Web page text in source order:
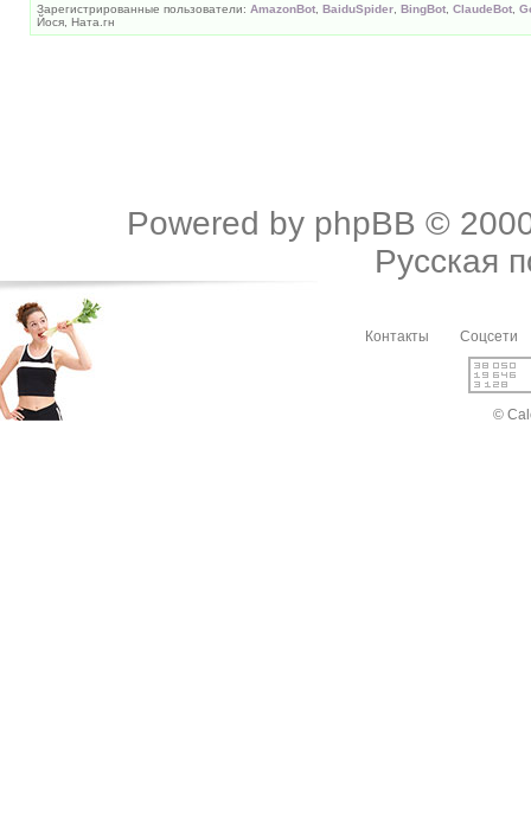
Зарегистрированные пользователи: AmazonBot BaiduSpider BingBot ClaudeBot
Йося, Ната.гн
Powered by phpBB ©
Русская
Контакты Соцсети
©